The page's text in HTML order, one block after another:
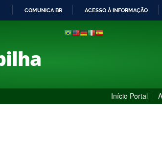
PARA
COMUNICA BR ACESSO À INFORMAÇÃO
Início Portal